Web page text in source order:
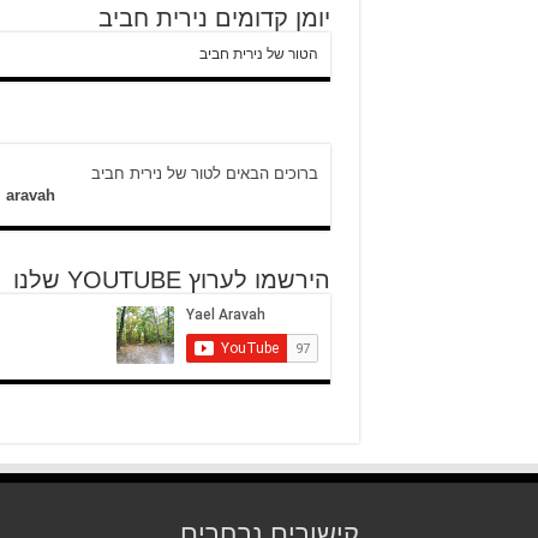
יומן קדומים נירית חביב
הטור של נירית חביב
ברוכים הבאים לטור של נירית חביב
aravah
הירשמו לערוץ YOUTUBE שלנו